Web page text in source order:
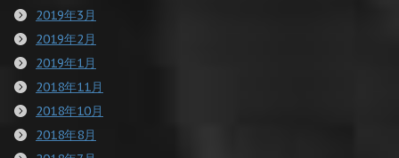
2019年3月
2019年2月
2019年1月
2018年11月
2018年10月
2018年8月